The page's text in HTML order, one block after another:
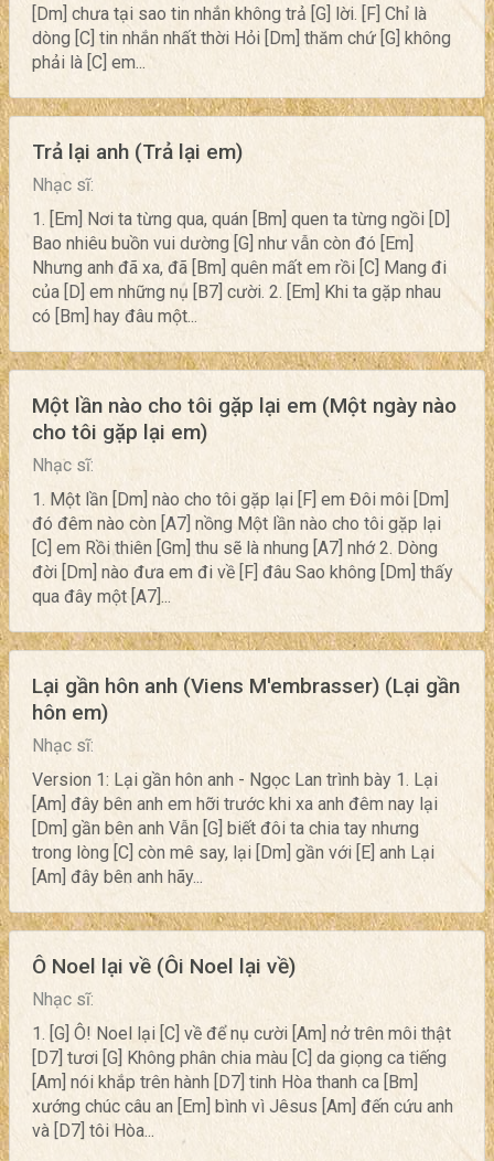
[Dm] chưa tại sao tin nhắn không trả [G] lời. [F] Chỉ là
dòng [C] tin nhắn nhất thời Hỏi [Dm] thăm chứ [G] không
phải là [C] em...
Trả lại anh (Trả lại em)
Nhạc sĩ:
1. [Em] Nơi ta từng qua, quán [Bm] quen ta từng ngồi [D]
Bao nhiêu buồn vui dường [G] như vẫn còn đó [Em]
Nhưng anh đã xa, đã [Bm] quên mất em rồi [C] Mang đi
của [D] em những nụ [B7] cười. 2. [Em] Khi ta gặp nhau
có [Bm] hay đâu một...
Một lần nào cho tôi gặp lại em (Một ngày nào
cho tôi gặp lại em)
Nhạc sĩ:
1. Một lần [Dm] nào cho tôi gặp lại [F] em Đôi môi [Dm]
đó đêm nào còn [A7] nồng Một lần nào cho tôi gặp lại
[C] em Rồi thiên [Gm] thu sẽ là nhung [A7] nhớ 2. Dòng
đời [Dm] nào đưa em đi về [F] đâu Sao không [Dm] thấy
qua đây một [A7]...
Lại gần hôn anh (Viens M'embrasser) (Lại gần
hôn em)
Nhạc sĩ:
Version 1: Lại gần hôn anh - Ngọc Lan trình bày 1. Lại
[Am] đây bên anh em hỡi trước khi xa anh đêm nay lại
[Dm] gần bên anh Vẫn [G] biết đôi ta chia tay nhưng
trong lòng [C] còn mê say, lại [Dm] gần với [E] anh Lại
[Am] đây bên anh hãy...
Ô Noel lại về (Ôi Noel lại về)
Nhạc sĩ:
1. [G] Ô! Noel lại [C] về để nụ cười [Am] nở trên môi thật
[D7] tươi [G] Không phân chia màu [C] da giọng ca tiếng
[Am] nói khắp trên hành [D7] tinh Hòa thanh ca [Bm]
xướng chúc câu an [Em] bình vì Jêsus [Am] đến cứu anh
và [D7] tôi Hòa...